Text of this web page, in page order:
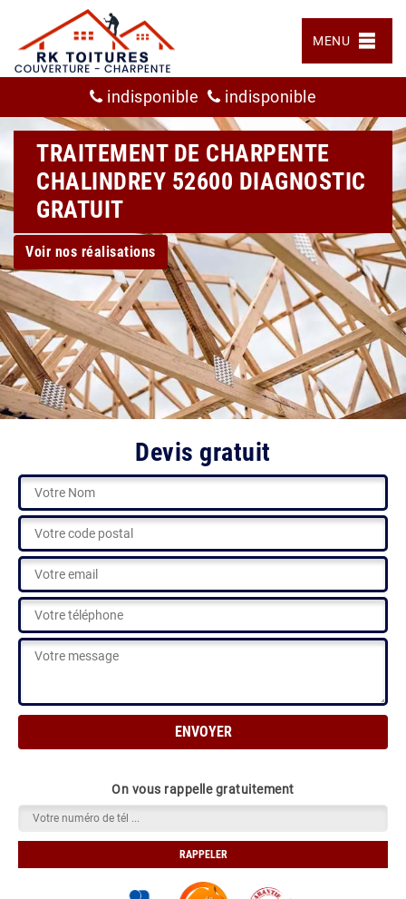
MENU
indisponible indisponible
TRAITEMENT DE CHARPENTE
CHALINDREY 52600 DIAGNOSTIC
GRATUIT
Voir nos réalisations
Devis gratuit
On vous rappelle gratuitement